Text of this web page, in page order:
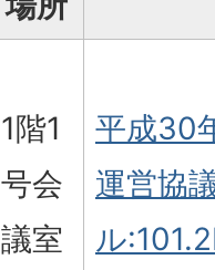
1階1
号会
議室
平成30
運営協
ル